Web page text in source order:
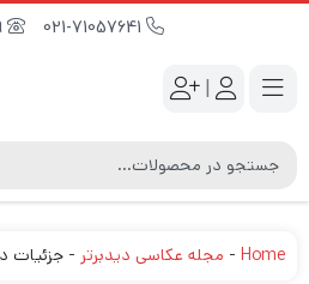
09364165449
|
Home
- مجله عکاسی دیدبرتر - جزئیات